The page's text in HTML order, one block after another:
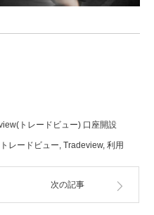
トレードビュー) 口座開設
トレードビュー, Tradeview, 利用
次の記事